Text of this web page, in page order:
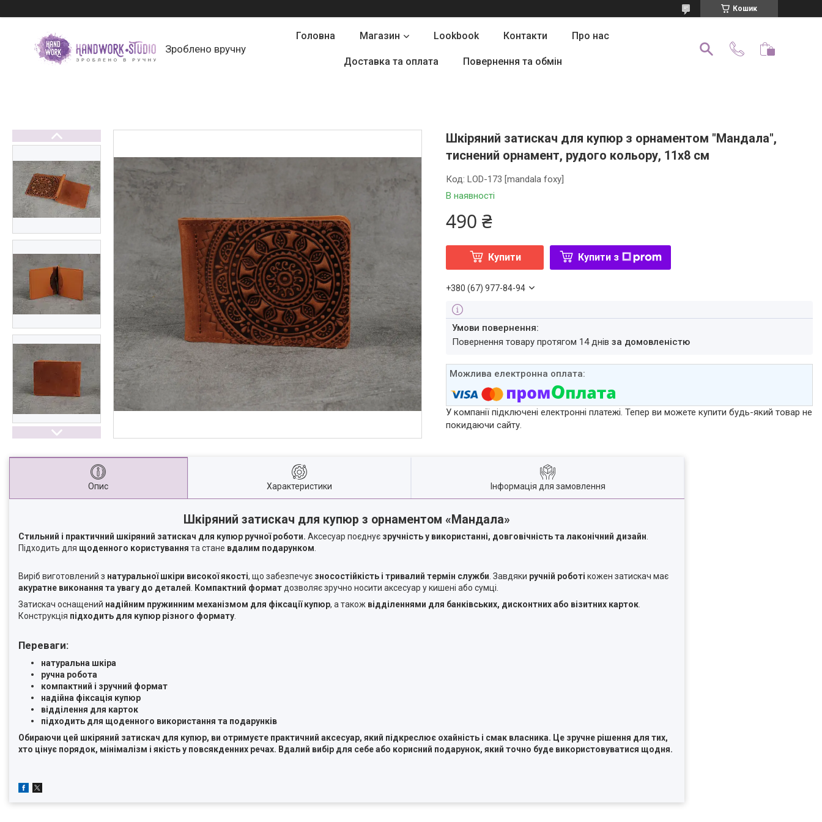
Кошик
Зроблено вручну
Головна Магазин Lookbook Контакти Про нас
Доставка та оплата Повернення та обмін
Шкіряний затискач для купюр з орнаментом "Мандала",
тиснений орнамент, рудого кольору, 11х8 см
В наявності
Код:LOD-173 [mandala foxy]
490 ₴
Купити Купити з
+380 (67) 977-84-94
повернення товару протягом 14 днівза домовленістю
У компанії підключені електронні платежі. Тепер ви можете купити будь-який товар не
покидаючи сайту.
Опис Характеристики Інформація для замовлення
Шкіряний затискач для купюр з орнаментом «Мандала»
Стильний і практичний шкіряний затискач для купюр ручної роботи. Аксесуар поєднує зручність у використанні, довговічність та лаконічний дизайн
Підходить для щоденного користування та стане вдалим подарунком
Виріб виготовлений з натуральної шкіри високої якості, що забезпечує зносостійкість і тривалий термін служби . Завдяки ручній роботі кожен затискач має
акуратне виконання та увагу до деталей
Компактний формат дозволяє зручно носити аксесуар у кишені або сумці.
Затискач оснащений надійним пружинним механізмом для фіксації купюр, а також відділеннями для банківських, дисконтних або візитних карток
Конструкція підходить для купюр різного формату
Переваги:
натуральна шкіра
ручна робота
компактний і зручний формат
надійна фіксація купюр
відділення для карток
підходить для щоденного використання та подарунків
Обираючи цей шкіряний затискач для купюр, ви отримуєте практичний аксесуар, який підкреслює охайність і смак власника. Це зручне рішення для тих,
хто цінує порядок, мінімалізм і якість у повсякденних речах. Вдалий вибір для себе або корисний подарунок, який точно буде використовуватися щодня.